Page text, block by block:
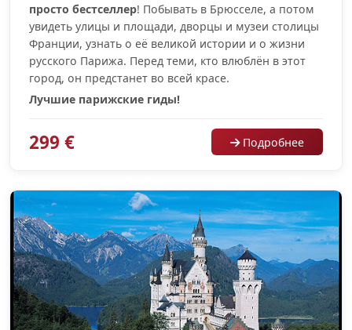
просто бестселлер! Побывать в Брюсселе, а потом
увидеть улицы и площади, дворцы и музеи столицы
Франции, узнать о её великой истории и о жизни
русского Парижа. Перед теми, кто влюблён в этот
город, он предстанет во всей красе.
Лучшие парижские гиды!
299 € Подробнее